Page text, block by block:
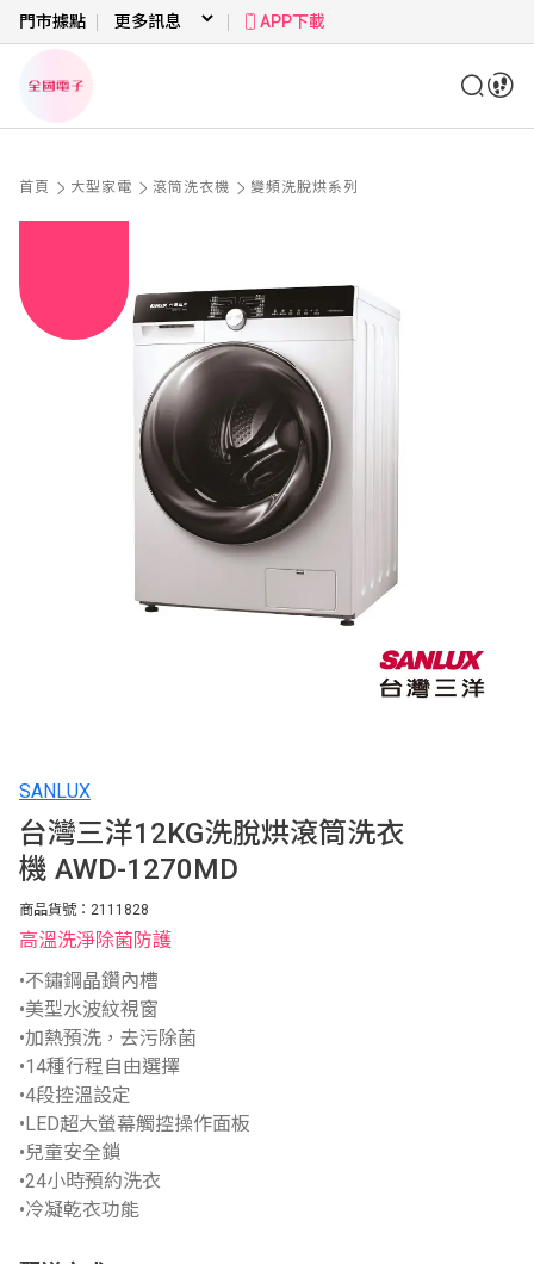
門市據點 APP下載
首頁 大型家電 滾筒洗衣機 變頻洗脫烘系列
SANLUX
台灣三洋12KG洗脫烘滾筒洗衣
機 AWD-1270MD
商品貨號：2111828
高溫洗淨除菌防護
•不鏽鋼晶鑽內槽
•美型水波紋視窗
•加熱預洗，去污除菌
•14種行程自由選擇
•4段控溫設定
•LED超大螢幕觸控操作面板
•兒童安全鎖
•24小時預約洗衣
•冷凝乾衣功能